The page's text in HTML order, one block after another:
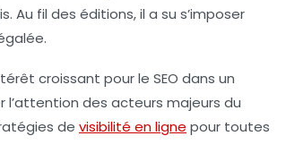
. Au fil des éditions, il a su s’imposer
croissant pour le SEO dans un
des acteurs majeurs du
de visibilité en ligne pour toutes